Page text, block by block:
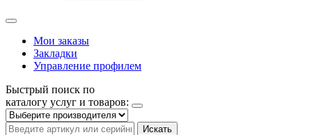
Мои заказы
Закладки
Управление профилем
Быстрый поиск по
каталогу услуг и товаров:
Искать